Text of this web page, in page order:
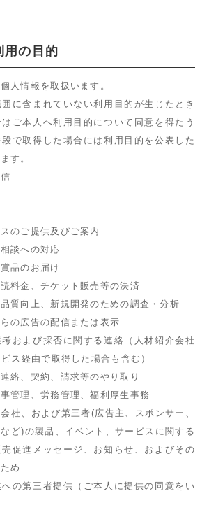
用の目的
人情報を取扱います。
に含まれていない利用目的が生じたとき
ご本人へ利用目的について同意を得たう
で取得した場合には利用目的を公表した
す。
のご提供及びご案内
談への対応
品のお届け
料金、チケット販売等の決済
質向上、新規開発のための調査・分析
の広告の配信または表示
考および採否に関する連絡（人材紹介会社
ス経由で取得した場合も含む）
絡、契約、請求等のやり取り
管理、労務管理、福利厚生事務
社、および第三者(広告主、スポンサー、
ど)の製品、イベント、サービスに関する
促進メッセージ、お知らせ、およびその
め
への第三者提供（ご本人に提供の同意をい